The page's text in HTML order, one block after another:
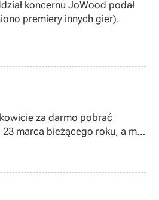
koncernu JoWood podał
premiery innych gier).
za darmo pobrać
marca bieżącego roku, a my